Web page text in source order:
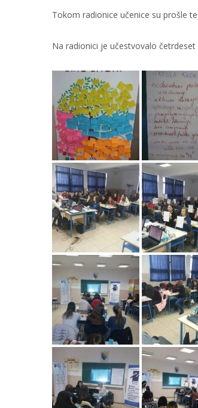
Tokom radionice učenice su prošle
Na radionici je učestvovalo četrdeset